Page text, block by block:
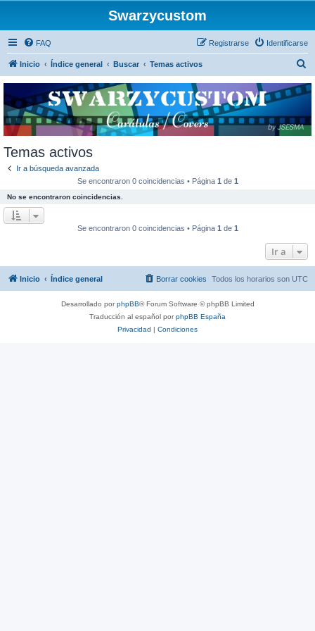
Swarzycustom
FAQ Identificarse
Registrarse
Inicio Índice general Buscar Temas activos
c
Temas activos
Ir a búsqueda avanzada
Se encontraron 0 coincidencias • Página 1de 1
No se encontraron coincidencias.
Se encontraron 0 coincidencias • Página 1de 1
Ir a
Inicio Índice general Todos los horarios son UTC
Borrar cookies
Desarrollado porphpBB® Forum Software © phpBB Limited
Traducción al español porphpBB España
Privacidad
Condiciones